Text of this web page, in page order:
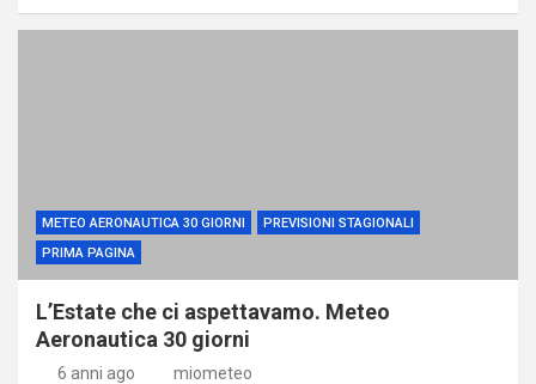
METEO AERONAUTICA 30 GIORNI
PREVISIONI STAGIONALI
PRIMA PAGINA
L’Estate che ci aspettavamo. Meteo
Aeronautica 30 giorni
6 anni ago miometeo